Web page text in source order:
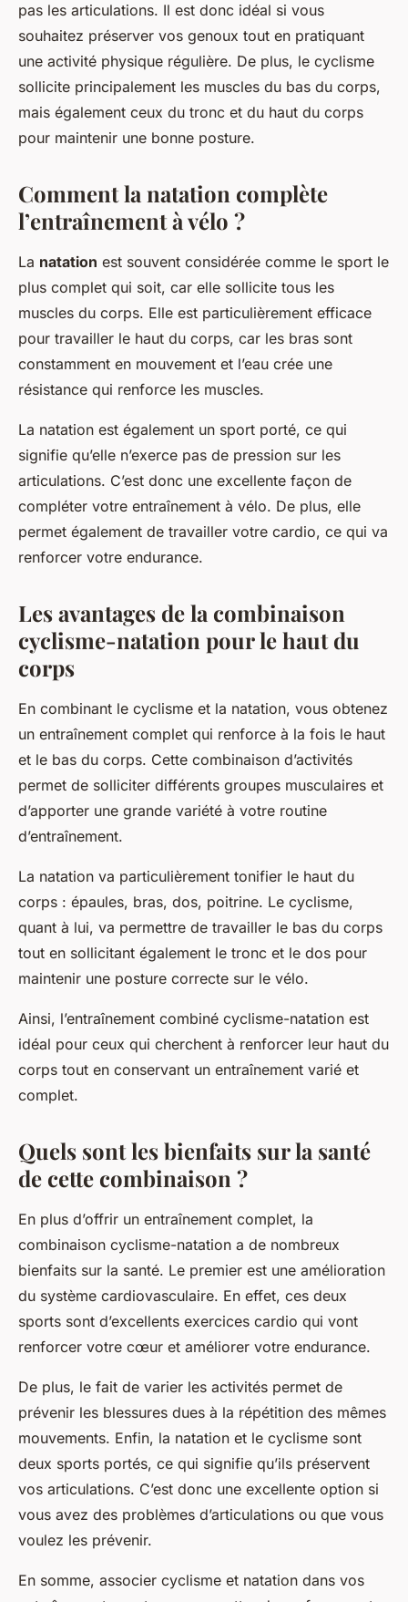
pas les articulations. Il est donc idéal si vous
souhaitez préserver vos genoux tout en pratiquant
une activité physique régulière. De plus, le cyclisme
sollicite principalement les muscles du bas du corps,
mais également ceux du tronc et du haut du corps
pour maintenir une bonne posture.
Comment la natation complète
l’entraînement à vélo ?
La natation est souvent considérée comme le sport le
plus complet qui soit, car elle sollicite tous les
muscles du corps. Elle est particulièrement efficace
pour travailler le haut du corps, car les bras sont
constamment en mouvement et l’eau crée une
résistance qui renforce les muscles.
La natation est également un sport porté, ce qui
signifie qu’elle n’exerce pas de pression sur les
articulations. C’est donc une excellente façon de
compléter votre entraînement à vélo. De plus, elle
permet également de travailler votre cardio, ce qui va
renforcer votre endurance.
Les avantages de la combinaison
cyclisme-natation pour le haut du
corps
En combinant le cyclisme et la natation, vous obtenez
un entraînement complet qui renforce à la fois le haut
et le bas du corps. Cette combinaison d’activités
permet de solliciter différents groupes musculaires et
d’apporter une grande variété à votre routine
d’entraînement.
La natation va particulièrement tonifier le haut du
corps : épaules, bras, dos, poitrine. Le cyclisme,
quant à lui, va permettre de travailler le bas du corps
tout en sollicitant également le tronc et le dos pour
maintenir une posture correcte sur le vélo.
Ainsi, l’entraînement combiné cyclisme-natation est
idéal pour ceux qui cherchent à renforcer leur haut du
corps tout en conservant un entraînement varié et
complet.
Quels sont les bienfaits sur la santé
de cette combinaison ?
En plus d’offrir un entraînement complet, la
combinaison cyclisme-natation a de nombreux
bienfaits sur la santé. Le premier est une amélioration
du système cardiovasculaire. En effet, ces deux
sports sont d’excellents exercices cardio qui vont
renforcer votre cœur et améliorer votre endurance.
De plus, le fait de varier les activités permet de
prévenir les blessures dues à la répétition des mêmes
mouvements. Enfin, la natation et le cyclisme sont
deux sports portés, ce qui signifie qu’ils préservent
vos articulations. C’est donc une excellente option si
vous avez des problèmes d’articulations ou que vous
voulez les prévenir.
En somme, associer cyclisme et natation dans vos